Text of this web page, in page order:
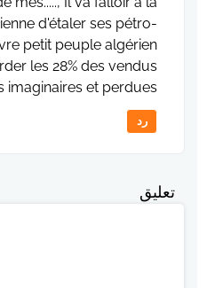
d'étaler ses pétro-
petit peuple algérien
les 28% des vendus
et perdues...
رد
تعليق